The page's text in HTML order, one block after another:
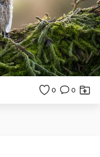
0 0